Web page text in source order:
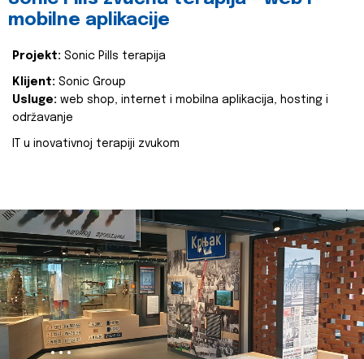
mobilne aplikacije
Projekt: Sonic Pills terapija
Klijent: Sonic Group
Usluge: web shop, internet i mobilna aplikacija, hosting i
održavanje
IT u inovativnoj terapiji zvukom